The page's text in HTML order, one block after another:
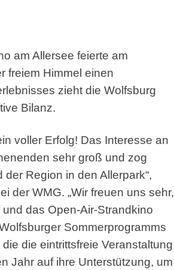
am Allersee feierte am
freiem Himmel einen
zieht die Wolfsburg
Bilanz.
voller Erfolg! Das Interesse an
sehr groß und zog
Region in den Allerpark“,
der WMG. „Wir freuen uns sehr,
das Open-Air-Strandkino
Sommerprogramms
die eintrittsfreie Veranstaltung
Jahr auf ihre Unterstützung, um